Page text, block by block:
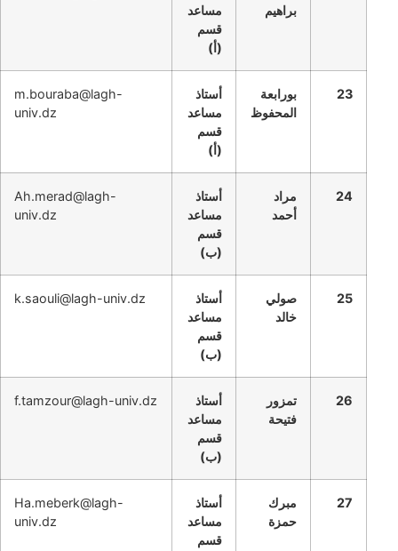
مساعد
قسم
(أ)
براهيم
m.bouraba@lagh-
univ.dz
أستاذ
مساعد
قسم
(أ)
بورابعة
المحفوظ
23
Ah.merad@lagh-
univ.dz
أستاذ
مساعد
قسم
(ب)
مراد
أحمد
24
k.saouli@lagh-univ.dz
أستاذ
مساعد
قسم
(ب)
صولي
خالد
25
f.tamzour@lagh-univ.dz
أستاذ
مساعد
قسم
(ب)
تمزور
فتيحة
26
Ha.meberk@lagh-
univ.dz
أستاذ
مساعد
قسم
مبرك
حمزة
27